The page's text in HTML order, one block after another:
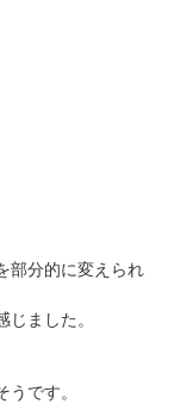
部分的に変えられ
ました。
です。